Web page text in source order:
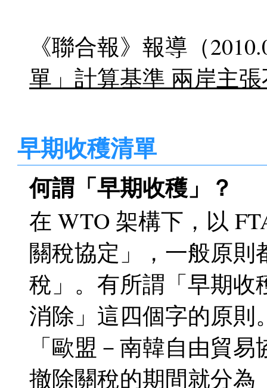
《聯合報》報導（
單」計算基準 兩岸主
早期收穫清單
何謂「早期收穫」？
在 WTO 架構下，以
關稅協定」，一般原
稅」。有所謂「早期收
消除」這四個字的原則
「歐盟－南韓自由貿
撤除關稅的期間就分為